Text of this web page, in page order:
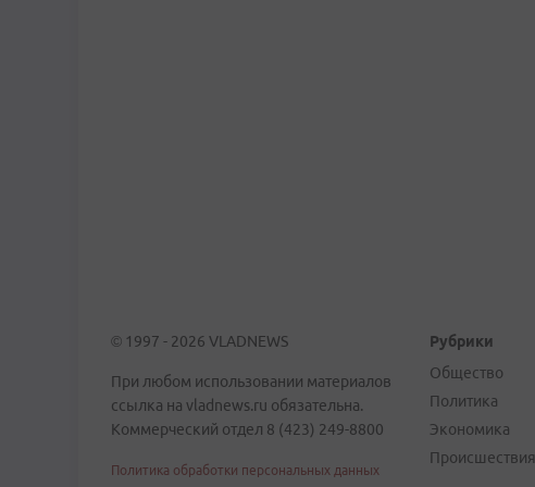
© 1997 - 2026 VLADNEWS
При любом использовании материалов
ссылка на vladnews.ru обязательна.
Коммерческий отдел 8 (423) 249-8800
Политика обработки персональных данных
Рубрики
Общество
Политика
Экономика
Происшествия